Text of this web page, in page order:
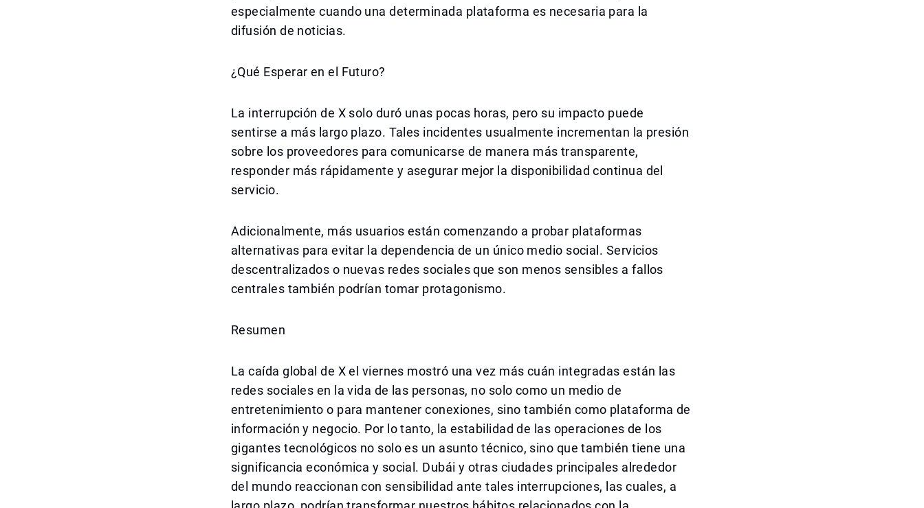
especialmente cuando una determinada plataforma es necesaria para la
difusión de noticias.
¿Qué Esperar en el Futuro?
La interrupción de X solo duró unas pocas horas, pero su impacto puede
sentirse a más largo plazo. Tales incidentes usualmente incrementan la presión
sobre los proveedores para comunicarse de manera más transparente,
responder más rápidamente y asegurar mejor la disponibilidad continua del
servicio.
Adicionalmente, más usuarios están comenzando a probar plataformas
alternativas para evitar la dependencia de un único medio social. Servicios
descentralizados o nuevas redes sociales que son menos sensibles a fallos
centrales también podrían tomar protagonismo.
Resumen
La caída global de X el viernes mostró una vez más cuán integradas están las
redes sociales en la vida de las personas, no solo como un medio de
entretenimiento o para mantener conexiones, sino también como plataforma de
información y negocio. Por lo tanto, la estabilidad de las operaciones de los
gigantes tecnológicos no solo es un asunto técnico, sino que también tiene una
significancia económica y social. Dubái y otras ciudades principales alrededor
del mundo reaccionan con sensibilidad ante tales interrupciones, las cuales, a